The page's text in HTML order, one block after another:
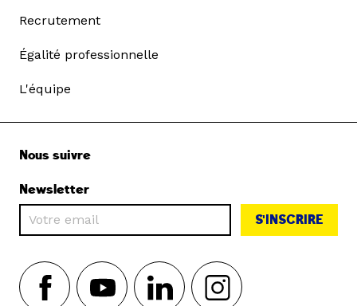
Recrutement
Égalité professionnelle
L'équipe
Nous suivre
Newsletter
S'INSCRIRE